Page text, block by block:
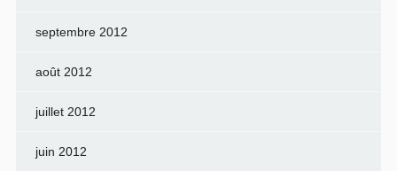
septembre 2012
août 2012
juillet 2012
juin 2012